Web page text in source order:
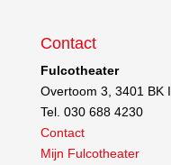
Contact
Fulcotheater
Overtoom 3, 3401 BK
Tel. 030 688 4230
Contact
Mijn Fulcotheater